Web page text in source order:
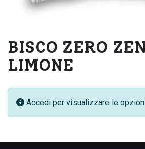
BISCO ZERO
LIMONE
Accedi per visualizzare le